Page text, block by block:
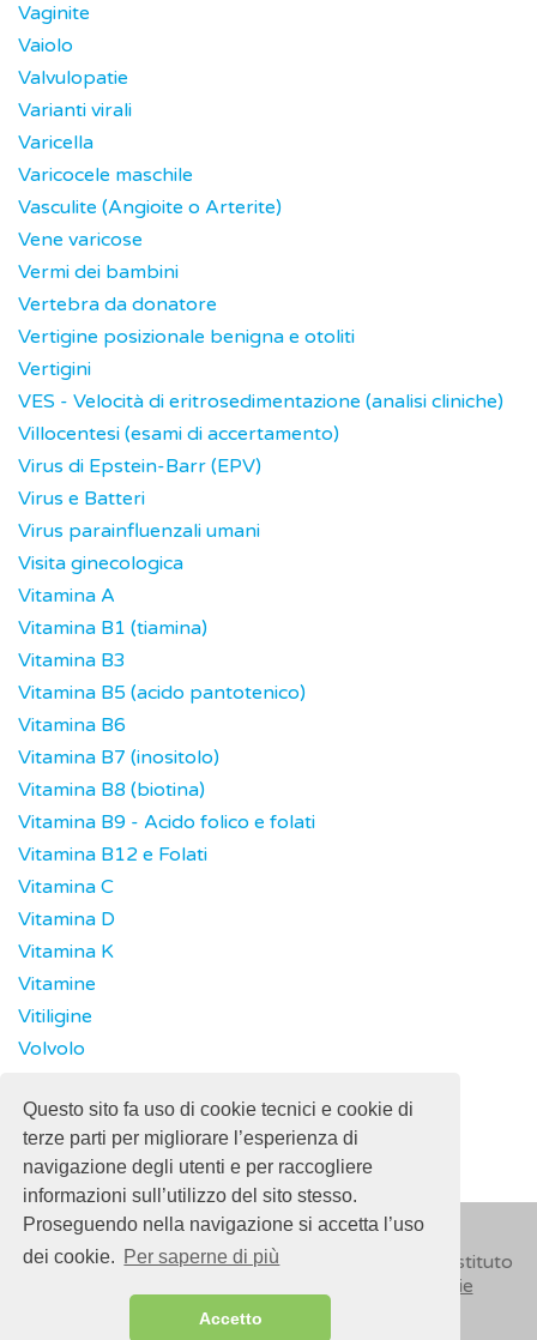
Questo sito fa uso di cookie tecnici e cookie di
terze parti per migliorare l’esperienza di
navigazione degli utenti e per raccogliere
informazioni sull’utilizzo del sito stesso.
Proseguendo nella navigazione si accetta l’uso
dei cookie. Per saperne di più
Accetto
Vaginite
Vaiolo
Valvulopatie
Varianti virali
Varicella
Varicocele maschile
Vasculite (Angioite o Arterite)
Vene varicose
Vermi dei bambini
Vertebra da donatore
Vertigine posizionale benigna e otoliti
Vertigini
VES - Velocità di eritrosedimentazione (analisi cliniche)
Villocentesi (esami di accertamento)
Virus di Epstein-Barr (EPV)
Virus e Batteri
Virus parainfluenzali umani
Visita ginecologica
Vitamina A
Vitamina B1 (tiamina)
Vitamina B3
Vitamina B5 (acido pantotenico)
Vitamina B6
Vitamina B7 (inositolo)
Vitamina B8 (biotina)
Vitamina B9 - Acido folico e folati
Vitamina B12 e Folati
Vitamina C
Vitamina D
Vitamina K
Vitamine
Vitiligine
Volvolo
Vulvodinia
© 2018ISSalute - Sito sviluppato e gestito dall’Istituto
Cookie